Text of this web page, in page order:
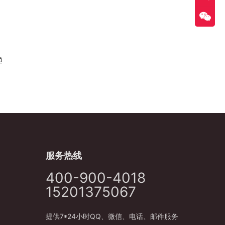
服务热线
400-900-4018
15201375067
提供7*24小时QQ、微信、电话、邮件服务